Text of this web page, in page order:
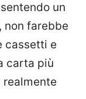
un
farebbe
cassetti e
carta più
realmente